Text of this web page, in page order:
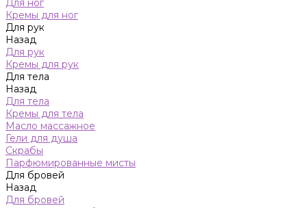
Для ног
Кремы для ног
Для рук
Назад
Для рук
Кремы для рук
Для тела
Назад
Для тела
Кремы для тела
Масло массажное
Гели для душа
Скрабы
Парфюмированные мисты
Для бровей
Назад
Для бровей